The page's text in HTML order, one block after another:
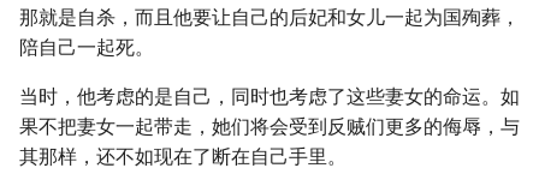
那就是自杀，而且他要让自己的后妃和女儿一起为国殉葬，
陪自己一起死。
当时，他考虑的是自己，同时也考虑了这些妻女的命运。如
果不把妻女一起带走，她们将会受到反贼们更多的侮辱，与
其那样，还不如现在了断在自己手里。